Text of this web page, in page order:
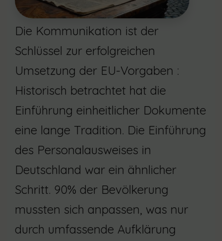
Die Kommunikation ist der
Schlüssel zur erfolgreichen
Umsetzung der EU-Vorgaben :
Historisch betrachtet hat die
Einführung einheitlicher Dokumente
eine lange Tradition. Die Einführung
des Personalausweises in
Deutschland war ein ähnlicher
Schritt. 90% der Bevölkerung
mussten sich anpassen, was nur
durch umfassende Aufklärung